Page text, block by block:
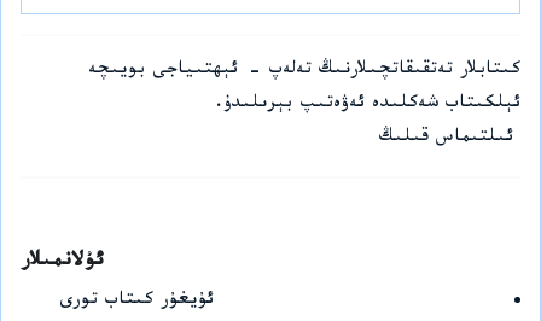
كىتابلار تەتقىقاتچىلارنىڭ تەلەپ - ئېھتىياجى بويىچە
ئېلكىتاب شەكلىدە ئەۋەتىپ بېرىلىدۇ.
ئىلتىماس قىلىڭ
ئۇلانمىلار
ئۇيغۇر كىتاب تورى